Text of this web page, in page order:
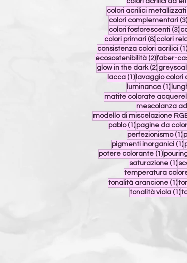
colori acrilici metallizzati
colori complementari (3)
colori fosforescenti (3)3
colori primari (8)8 post
colori
consistenza colori acrilici (1)
ecosostenibilità (2)2 post
faber-
glow in the dark (2)2 post
lacca (1)1 post
lavaggio colori
luminance (1)1
matite colorate
mescolanza
modello di miscelazione
pablo (1)1 post
pagine da
perfezionismo (1)1
pigmenti inorganici (1)
potere colorante (1)1 post
saturazione (1)1
temperatura
tonalità arancione (1)1
tonalità viola (1)1